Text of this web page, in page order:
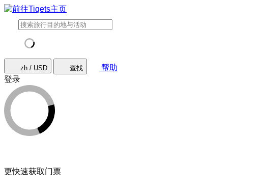
zh / USD 查找
帮助
登录
更快速获取门票